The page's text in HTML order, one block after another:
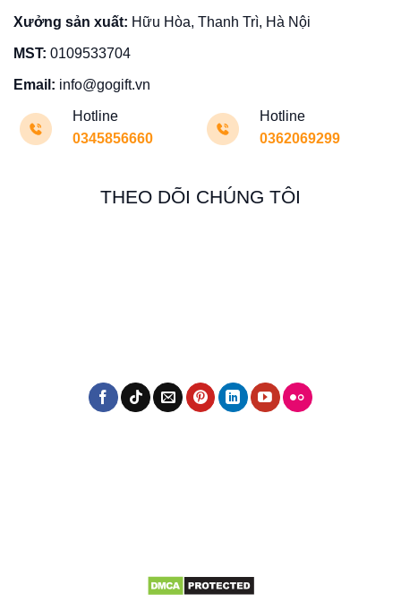
Xưởng sản xuất: Hữu Hòa, Thanh Trì, Hà Nội
MST: 0109533704
Email: info@gogift.vn
Hotline
0345856660
Hotline
0362069299
THEO DÕI CHÚNG TÔI